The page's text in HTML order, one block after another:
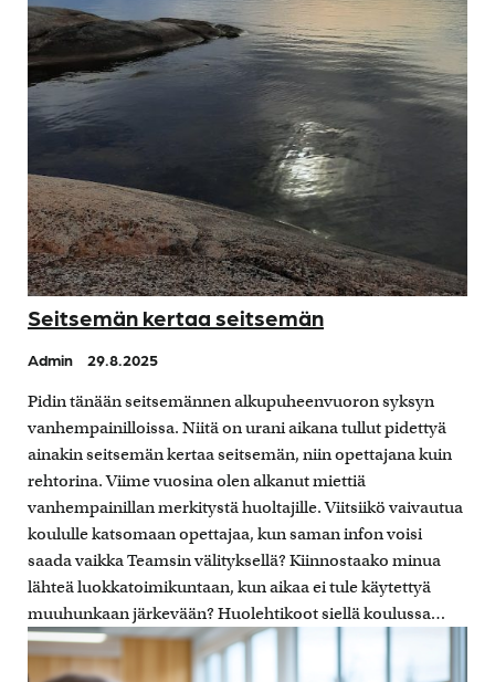
Seitsemän kertaa seitsemän
Admin 29.8.2025
Pidin tänään seitsemännen alkupuheenvuoron syksyn
vanhempainilloissa. Niitä on urani aikana tullut pidettyä
ainakin seitsemän kertaa seitsemän, niin opettajana kuin
rehtorina. Viime vuosina olen alkanut miettiä
vanhempainillan merkitystä huoltajille. Viitsiikö vaivautua
koululle katsomaan opettajaa, kun saman infon voisi
saada vaikka Teamsin välityksellä? Kiinnostaako minua
lähteä luokkatoimikuntaan, kun aikaa ei tule käytettyä
muuhunkaan järkevään? Huolehtikoot siellä koulussa…